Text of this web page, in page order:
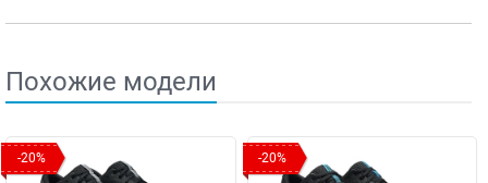
Похожие модели
-20% -20%